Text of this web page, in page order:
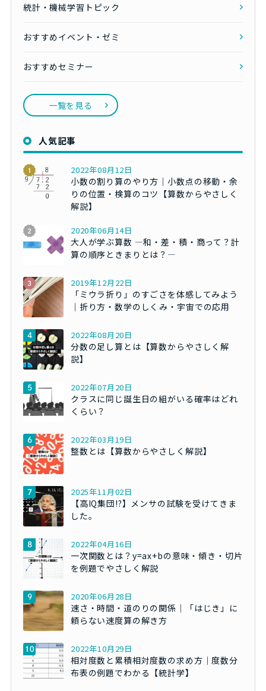
統計・機械学習トピック
おすすめイベント・ゼミ
おすすめセミナー
一覧を見る
人気記事
2022年08月12日
小数の割り算のやり方｜小数点の移動・余
りの位置・検算のコツ【算数からやさしく
解説】
2020年06月14日
大人が学ぶ算数 ―和・差・積・商って？計
算の順序ときまりとは？―
2019年12月22日
「ミウラ折り」のすごさを体感してみよう
｜折り方・数学のしくみ・宇宙での応用
2022年08月20日
分数の足し算とは【算数からやさしく解
説】
2022年07月20日
クラスに同じ誕生日の組がいる確率はどれ
くらい？
2022年03月19日
整数とは【算数からやさしく解説】
2025年11月02日
【高IQ集団!?】メンサの試験を受けてきま
した。
2022年04月16日
一次関数とは？y=ax+bの意味・傾き・切片
を例題でやさしく解説
2020年06月28日
速さ・時間・道のりの関係｜「はじき」に
頼らない速度算の解き方
2022年10月29日
相対度数と累積相対度数の求め方｜度数分
布表の例題でわかる【統計学】